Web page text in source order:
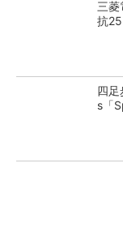
三
抗
四
s「